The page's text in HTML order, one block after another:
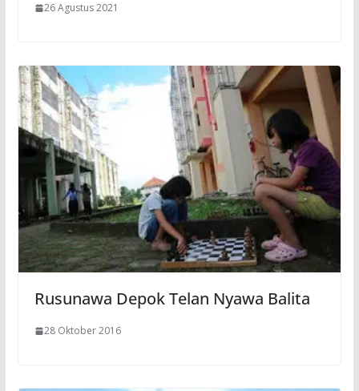
26 Agustus 2021
Rusunawa Depok Telan Nyawa Balita
28 Oktober 2016